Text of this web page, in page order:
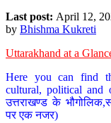
Last post: April 12,
by Bhishma Kukreti
Uttarakhand at a
Here you can find
cultural, political and
उत्तराखण्ड के
पर एक नजर)